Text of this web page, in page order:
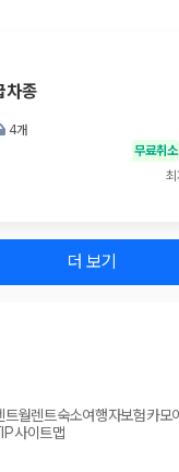
차종
4개
무료취소
최
더 보기
트월렌트숙소여행자보험카모
사이트맵